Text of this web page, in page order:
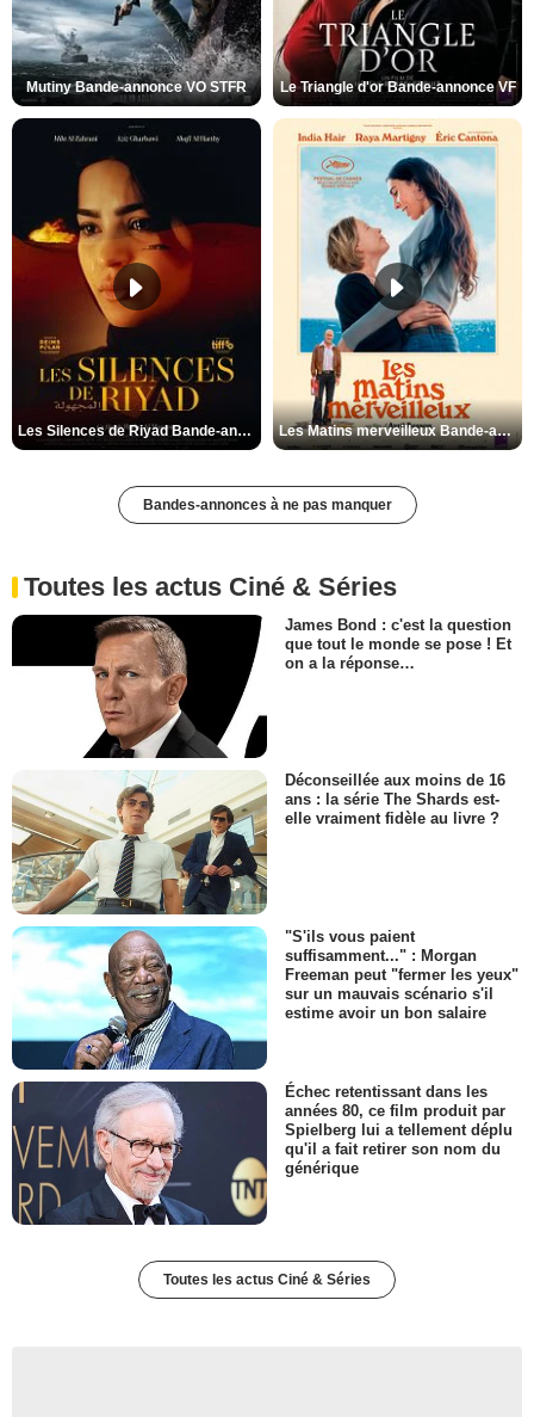
Mutiny Bande-annonce VO STFR Le Triangle d'or Bande-annonce VF
Les Silences de Riyad Bande-annonce VO STFR Les Matins merveilleux Bande-annonce VF
Bandes-annonces à ne pas manquer
Toutes les actus Ciné & Séries
James Bond : c'est la question
que tout le monde se pose ! Et
on a la réponse…
Déconseillée aux moins de 16
ans : la série The Shards est-
elle vraiment fidèle au livre ?
"S'ils vous paient
suffisamment..." : Morgan
Freeman peut "fermer les yeux"
sur un mauvais scénario s'il
estime avoir un bon salaire
Échec retentissant dans les
années 80, ce film produit par
Spielberg lui a tellement déplu
qu'il a fait retirer son nom du
générique
Toutes les actus Ciné & Séries